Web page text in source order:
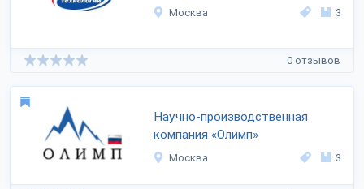
Москва 3
0 отзывов
Научно-производственная
компания «Олимп»
Москва 3